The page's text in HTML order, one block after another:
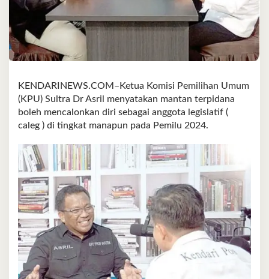
KENDARINEWS.COM–Ketua Komisi Pemilihan Umum
(KPU) Sultra Dr Asril menyatakan mantan terpidana
boleh mencalonkan diri sebagai anggota legislatif (
caleg ) di tingkat manapun pada Pemilu 2024.